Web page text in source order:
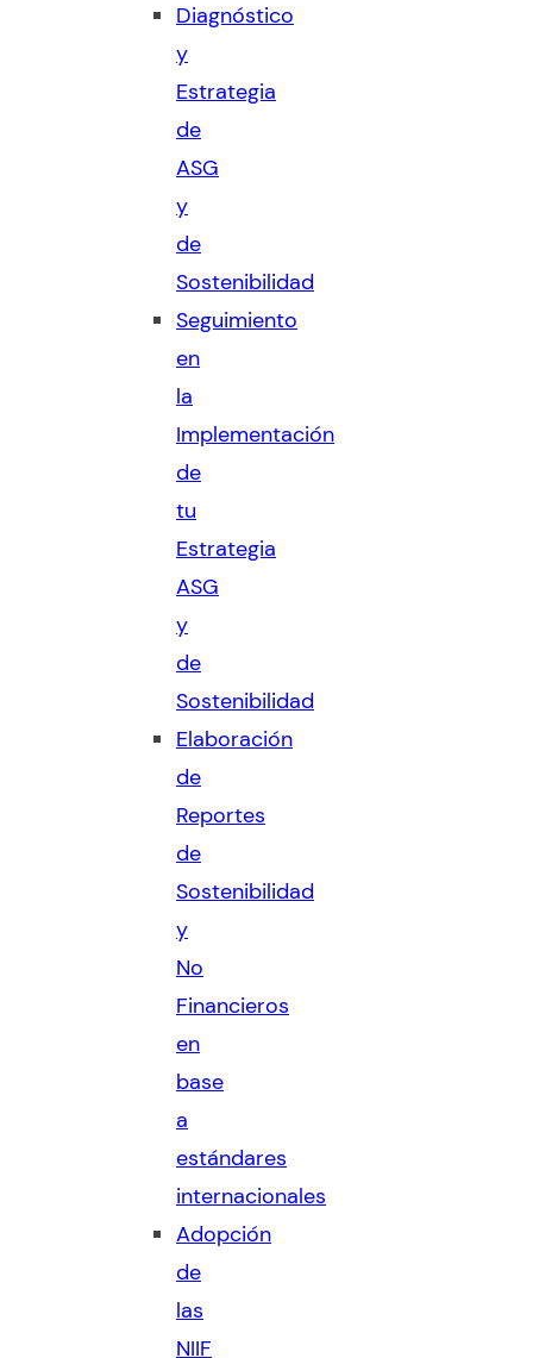
Diagnóstico
y
Estrategia
de
ASG
y
de
Sostenibilidad
Seguimiento
en
la
Implementación
de
tu
Estrategia
ASG
y
de
Sostenibilidad
Elaboración
de
Reportes
de
Sostenibilidad
y
No
Financieros
en
base
a
estándares
internacionales
Adopción
de
las
NIIF